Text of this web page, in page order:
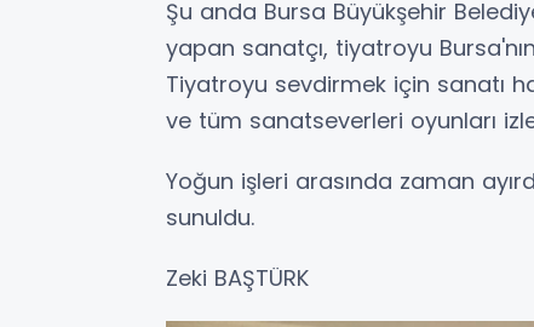
Şu anda Bursa Büyükşehir
yapan sanatçı, tiyatroyu
Tiyatroyu sevdirmek için sanatı
ve tüm sanatseverleri oyunları
Yoğun işleri arasında zaman
sunuldu.
Zeki BAŞTÜRK